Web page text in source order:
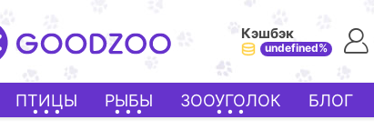
Кэшбэк
undefined%
ПТИЦЫ РЫБЫ ЗООУГОЛОК БЛОГ